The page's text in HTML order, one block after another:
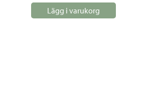
Lägg i varukorg